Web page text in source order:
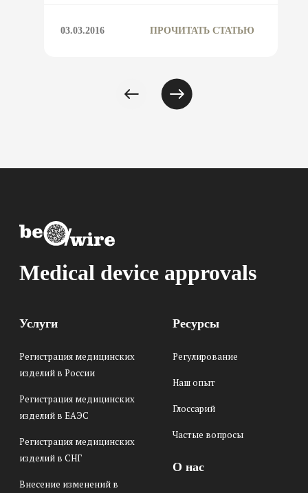
03.03.2016 ПРОЧИТАТЬ СТАТЬЮ
Medical device approvals
Услуги
Регистрация медицинских
изделий в России
Регистрация медицинских
изделий в ЕАЭС
Регистрация медицинских
изделий в СНГ
Внесение изменений в
Ресурсы
Регулирование
Наш опыт
Глоссарий
Частые вопросы
О нас